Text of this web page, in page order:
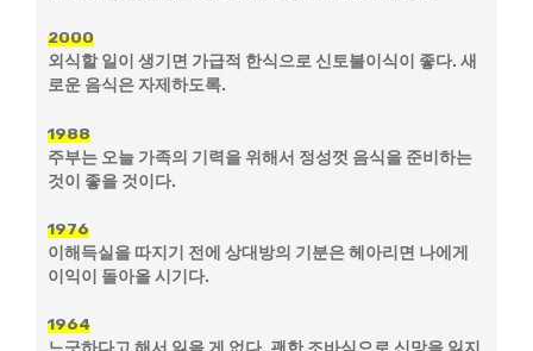
2000
외식할 일이 생기면 가급적 한식으로 신토불이식이 좋다. 새
로운 음식은 자제하도록.
1988
주부는 오늘 가족의 기력을 위해서 정성껏 음식을 준비하는
것이 좋을 것이다.
1976
이해득실을 따지기 전에 상대방의 기분은 헤아리면 나에게
이익이 돌아올 시기다.
1964